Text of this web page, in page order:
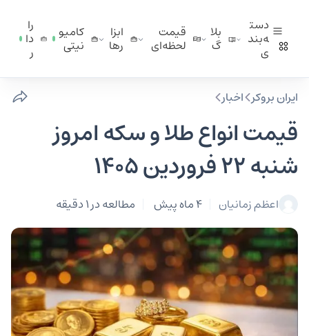
دست
ه‌بند
ی
بلا
گ
قیمت
لحظه‌ای
ابزا
ر‌ها
کامیو
نیتی
را
دا
ر
ایران بروکر اخبار
قیمت انواع طلا و سکه امروز
شنبه 22 فروردین 1405
اعظم زمانیان 4 ماه پیش مطالعه در 1 دقیقه